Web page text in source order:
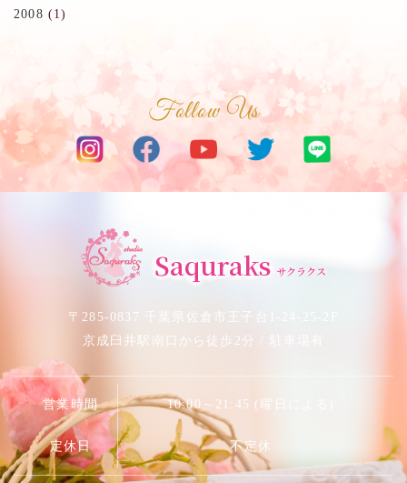
2008 (1)
Follow Us
Saquraks サクラクス
〒285-0837 千葉県佐倉市王子台1-24-25-2F
京成臼井駅南口から徒歩2分 / 駐車場有
営業時間 10:00～21:45 (曜日による)
定休日 不定休